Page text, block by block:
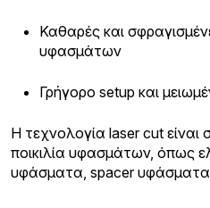
Καθαρές και
υφασμάτων
Γρήγορο setup και
Η τεχνολογία laser cut είναι
ποικιλία υφασμάτων, όπως
υφάσματα, spacer υφάσματα